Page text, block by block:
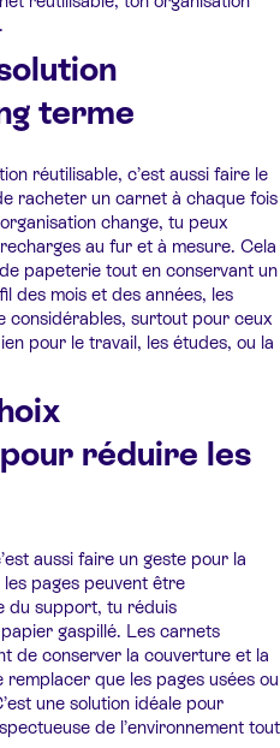
terme
réutilisable, c’est aussi faire le
racheter un carnet à chaque fois
change, tu peux
au fur et à mesure. Cela
papeterie tout en conservant un
des mois et des années, les
considérables, surtout pour ceux
pour le travail, les études, ou la
réduire les
aussi faire un geste pour la
pages peuvent être
du support, tu réduis
gaspillé. Les carnets
de conserver la couverture et la
que les pages usées ou
une solution idéale pour
de l’environnement tout